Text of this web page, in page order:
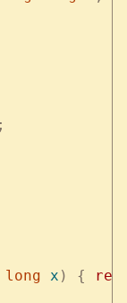
;
long x ) {